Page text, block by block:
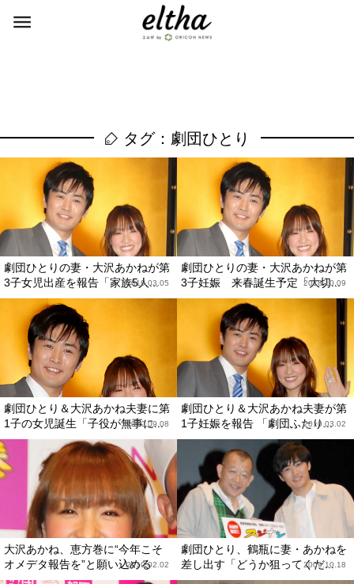
タグ：劇団ひとり
劇団ひとりの妻・大沢あかねが第
3子女児出産を報告「家族5人...
2019.03.05
劇団ひとりの妻・大沢あかねが第
3子妊娠 来春誕生予定「大切...
2018.10.09
劇団ひとり＆大沢あかね夫妻に第
1子の女児誕生「子役が無事に...
2010.09.08
劇団ひとり＆大沢あかね夫妻が第
1子妊娠を報告 「劇団ふたり...
2010.03.02
大沢あかね、恵方巻に“今年こそ
オメデタ報告を”と願い込める
2010.02.02
劇団ひとり、鶴瓶に妻・あかねを
差し出す「どうか狙ってくだ...
2009.10.18